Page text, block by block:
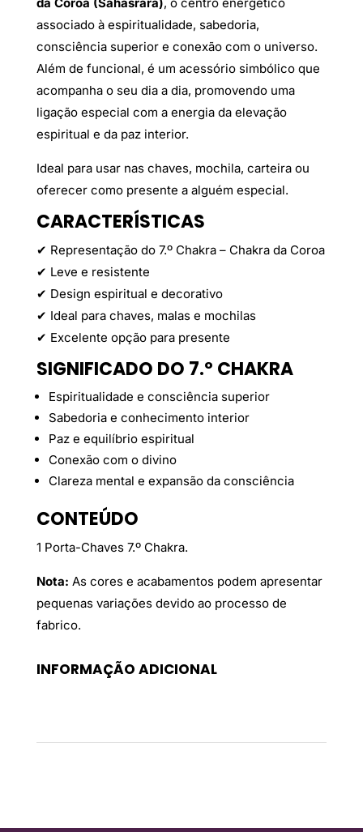
da Coroa (Sahasrara), o centro energético
associado à espiritualidade, sabedoria,
consciência superior e conexão com o universo.
Além de funcional, é um acessório simbólico que
acompanha o seu dia a dia, promovendo uma
ligação especial com a energia da elevação
espiritual e da paz interior.
Ideal para usar nas chaves, mochila, carteira ou
oferecer como presente a alguém especial.
CARACTERÍSTICAS
✔ Representação do 7.º Chakra – Chakra da Coroa
✔ Leve e resistente
✔ Design espiritual e decorativo
✔ Ideal para chaves, malas e mochilas
✔ Excelente opção para presente
SIGNIFICADO DO 7.º CHAKRA
Espiritualidade e consciência superior
Sabedoria e conhecimento interior
Paz e equilíbrio espiritual
Conexão com o divino
Clareza mental e expansão da consciência
CONTEÚDO
1 Porta-Chaves 7.º Chakra.
Nota: As cores e acabamentos podem apresentar
pequenas variações devido ao processo de
fabrico.
INFORMAÇÃO ADICIONAL